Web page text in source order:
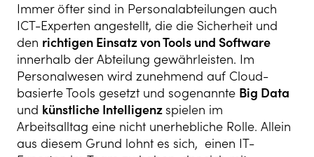
Immer öfter sind in Personalabteilungen auch
ICT-Experten angestellt, die die Sicherheit und
den richtigen Einsatz von Tools und Software
innerhalb der Abteilung gewährleisten. Im
Personalwesen wird zunehmend auf Cloud-
basierte Tools gesetzt und sogenannte Big Data
und künstliche Intelligenz spielen im
Arbeitsalltag eine nicht unerhebliche Rolle. Allein
aus diesem Grund lohnt es sich, einen IT-